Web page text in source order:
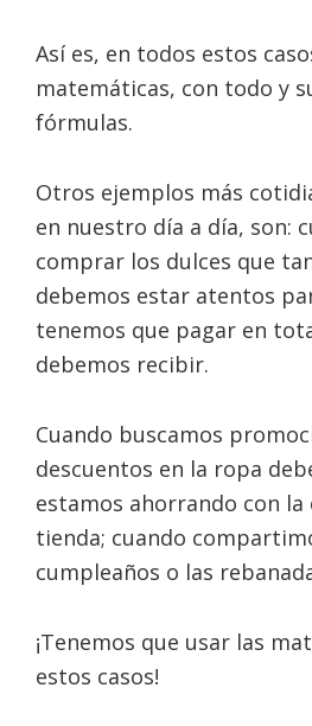
Así es, en todos estos
matemáticas, con todo y
fórmulas.
Otros ejemplos más
en nuestro día a día, son:
comprar los dulces que
debemos estar atentos
tenemos que pagar en
debemos recibir.
Cuando buscamos
descuentos en la ropa
estamos ahorrando con
tienda; cuando
cumpleaños o las
¡Tenemos que usar las
estos casos!